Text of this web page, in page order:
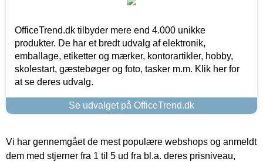
OfficeTrend.dk tilbyder mere end 4.000 unikke
produkter. De har et bredt udvalg af elektronik,
emballage, etiketter og mærker, kontorartikler, hobby,
skolestart, gæstebøger og foto, tasker m.m. Klik her for
at se deres udvalg.
Se udvalget på OfficeTrend.dk
Vi har gennemgået de mest populære webshops og anmeldt
dem med stjerner fra 1 til 5 ud fra bl.a. deres prisniveau,